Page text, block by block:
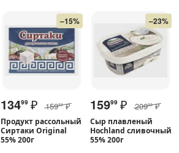
–15%
13499 ₽ 15999 ₽
Продукт рассольный
Сиртаки Original
55% 200г
–23%
15999 ₽ 20999 ₽
Сыр плавленый
Hochland сливочный
55% 200г